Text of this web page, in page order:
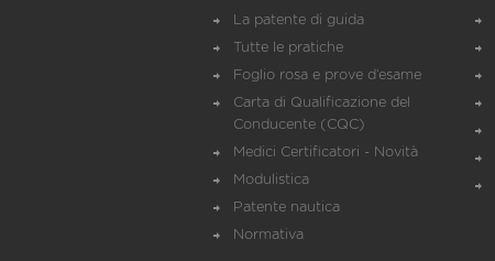
La patente di guida
Tutte le pratiche
Foglio rosa e prove d’esame
Carta di Qualificazione del
Conducente (CQC)
Medici Certificatori - Novità
Modulistica
Patente nautica
Normativa